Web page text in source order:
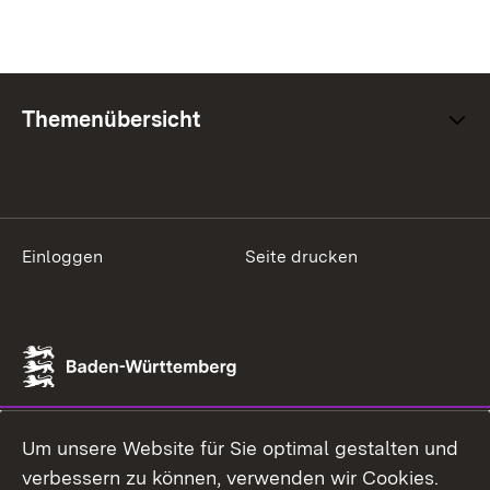
Themenübersicht
Einloggen Seite drucken
Um unsere Website für Sie optimal gestalten und
verbessern zu können, verwenden wir Cookies.